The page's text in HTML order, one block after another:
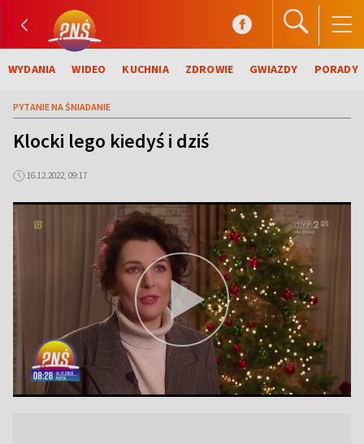
WYDANIA WIDEO KUCHNIA ZDROWIE GWIAZDY PORADY
PYTANIE NA ŚNIADANIE
Klocki lego kiedyś i dziś
16.12.2022, 09:17